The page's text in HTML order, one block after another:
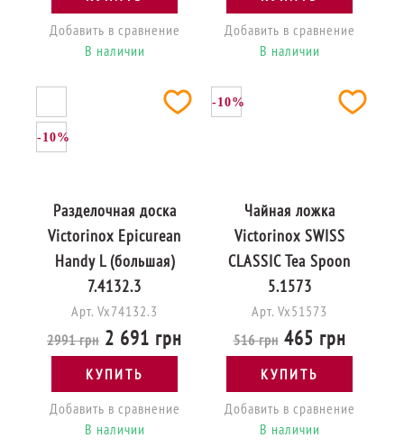
Добавить в сравнение
В наличии
Добавить в сравнение
В наличии
-10%
Разделочная доска
Victorinox Epicurean
Handy L (большая)
7.4132.3
Арт. Vx74132.3
2991 грн 2 691 грн
КУПИТЬ
Добавить в сравнение
В наличии
-10%
Чайная ложка
Victorinox SWISS
CLASSIC Tea Spoon
5.1573
Арт. Vx51573
516 грн465 грн
КУПИТЬ
Добавить в сравнение
В наличии